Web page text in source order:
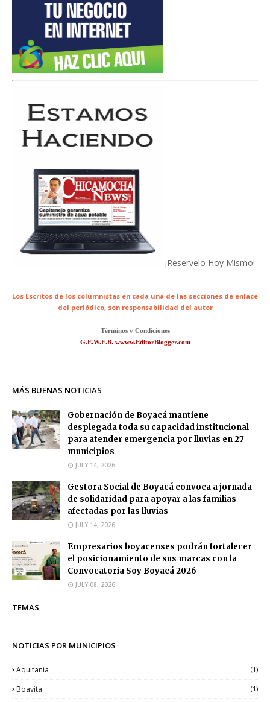
¡Reservelo Hoy Mismo!
Los Escritos de los columnistas en cada una de las secciones de enlace
del periódico, son responsabilidad del autor
Términos y Condiciones
G.E.W.E.B. wwww.EditorBlogger.com
MÁS BUENAS NOTICIAS
Gobernación de Boyacá mantiene
desplegada toda su capacidad institucional
para atender emergencia por lluvias en 27
municipios
JULY 14, 2026
Gestora Social de Boyacá convoca a jornada
de solidaridad para apoyar a las familias
afectadas por las lluvias
JULY 14, 2026
Empresarios boyacenses podrán fortalecer
el posicionamiento de sus marcas con la
Convocatoria Soy Boyacá 2026
JULY 08, 2026
TEMAS
NOTICIAS POR MUNICIPIOS
Aquitania (1)
Boavita (1)